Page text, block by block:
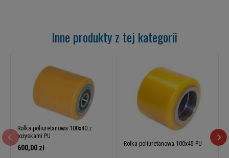
Inne produkty z tej kategorii
Rolka poliuretanowa 100x40 z
łożyskami PU
600,00 zł
Rolka poliuretanowa 100x45 PU